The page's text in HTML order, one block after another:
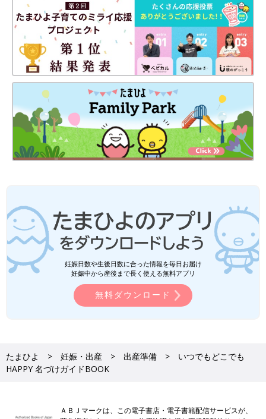
妊娠日数や生後日数に合った情報を毎日お届け
妊娠中から産後まで長く使える無料アプリ
無料ダウンロード
たまひよ 妊娠・出産 出産準備
いつでもどこでも
HAPPY 名づけガイドBOOK
ＡＢＪマークは、この電子書店・電子書籍配信サービスが、